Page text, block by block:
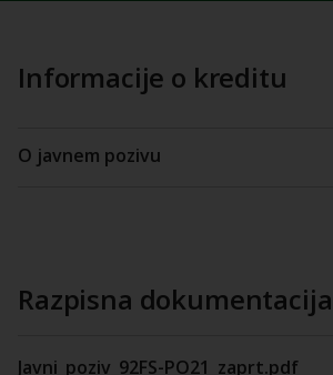
Informacije o kreditu
O javnem pozivu
Razpisna dokumentacija
Javni_poziv_92FS-PO21_zaprt.pdf